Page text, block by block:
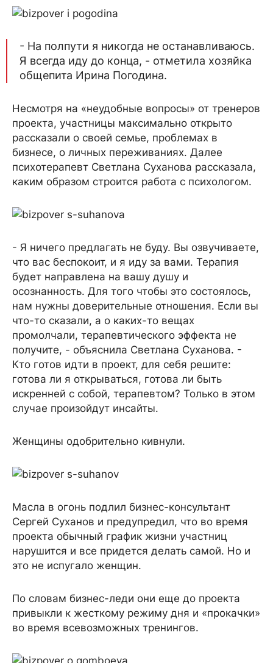
- На полпути я никогда не останавливаюсь.
Я всегда иду до конца, - отметила хозяйка
общепита Ирина Погодина.
Несмотря на «неудобные вопросы» от тренеров
проекта, участницы максимально открыто
рассказали о своей семье, проблемах в
бизнесе, о личных переживаниях. Далее
психотерапевт Светлана Суханова рассказала,
каким образом строится работа с психологом.
- Я ничего предлагать не буду. Вы озвучиваете,
что вас беспокоит, и я иду за вами. Терапия
будет направлена на вашу душу и
осознанность. Для того чтобы это состоялось,
нам нужны доверительные отношения. Если вы
что-то сказали, а о каких-то вещах
промолчали, терапевтического эффекта не
получите, - объяснила Светлана Суханова. -
Кто готов идти в проект, для себя решите:
готова ли я открываться, готова ли быть
искренней с собой, терапевтом? Только в этом
случае произойдут инсайты.
Женщины одобрительно кивнули.
Масла в огонь подлил бизнес-консультант
Сергей Суханов и предупредил, что во время
проекта обычный график жизни участниц
нарушится и все придется делать самой. Но и
это не испугало женщин.
По словам бизнес-леди они еще до проекта
привыкли к жесткому режиму дня и «прокачки»
во время всевозможных тренингов.